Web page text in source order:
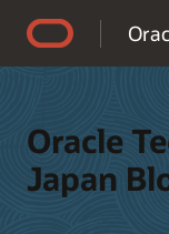
Oracle
Oracle
Japan